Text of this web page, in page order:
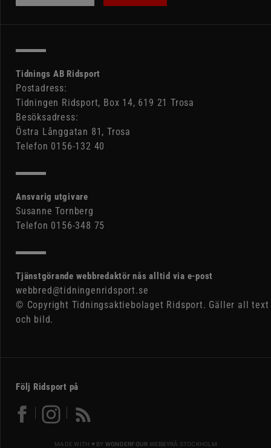
Tidnings AB Ridsport
Postadress:
Tidningen Ridsport, Box 14, 619 21 Trosa
Besöksadress:
Östra Långgatan 81, Trosa
Telefon 0156-132 40
Ansvarig utgivare
Susanne Tornberg
Telefon 0156-348 75
Tjänstgörande webbredaktör nås alltid via e-post
webbred@tidningenridsport.se
© Copyright Tidningsaktiebolaget Ridsport. Gäller all text
och bild.
Följ Ridsport på
MADE WITH ♥ BY WONDERFOUR WEBBYRÅ STOCKHOLM